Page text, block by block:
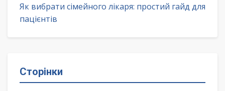
Як вибрати сімейного лікаря: простий гайд для
пацієнтів
Сторінки